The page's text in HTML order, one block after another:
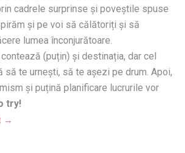
cadrele surprinse și poveștile spuse
și pe voi să călătoriți și să
lumea înconjurătoare.
(puțin) și destinația, dar cel
să te urnești, să te așezi pe drum. Apoi,
și puțină planificare lucrurile vor
try!
→